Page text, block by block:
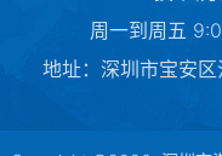
周一到周五
地址：深圳市宝安